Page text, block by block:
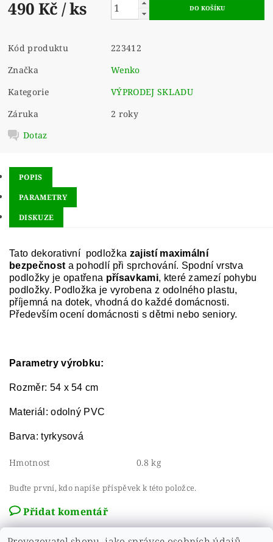
490 Kč / ks
Kód produktu
223412
Značka
Wenko
Kategorie
VÝPRODEJ SKLADU
Záruka
2 roky
Dotaz
POPIS
PARAMETRY
DISKUZE
Tato dekorativní podložka zajistí maximální
bezpečnost a pohodlí při sprchování. Spodní vrstva
podložky je opatřena přísavkami, které zamezí pohybu
podložky. Podložka je vyrobena z odolného plastu,
příjemná na dotek, vhodná do každé domácnosti.
Především ocení domácnosti s dětmi nebo seniory.
Parametry výrobku:
Rozměr: 54 x 54 cm
Materiál: odolný PVC
Barva: tyrkysová
Hmotnost 0.8 kg
Buďte první, kdo napíše příspěvek k této položce.
Přidat komentář